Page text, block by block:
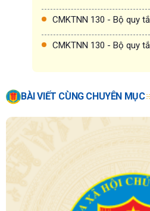
CMKTNN 130 - Bộ quy
CMKTNN 130 - Bộ quy
BÀI VIẾT CÙNG CHUYÊN MỤC